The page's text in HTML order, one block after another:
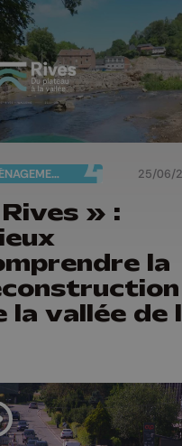
AMÉNAGEMENT DU TERRITOIRE 25/06/
» :
la
la vallée de